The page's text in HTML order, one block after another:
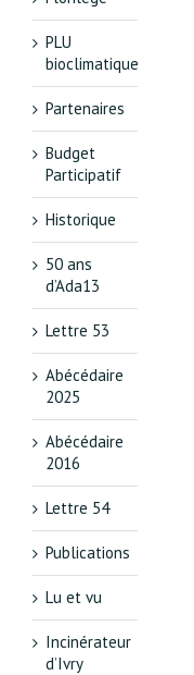
PLU
bioclimatique
Partenaires
Budget
Participatif
Historique
50 ans
d’Ada13
Lettre 53
Abécédaire
2025
Abécédaire
2016
Lettre 54
Publications
Lu et vu
Incinérateur
d’Ivry